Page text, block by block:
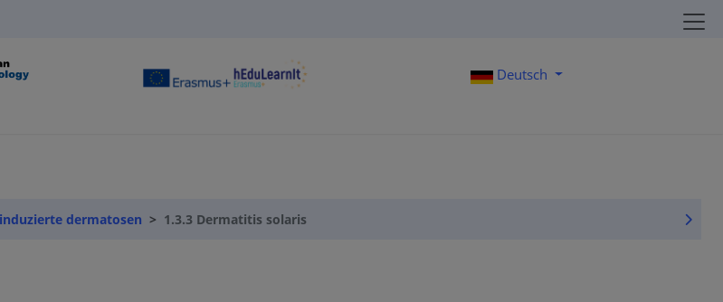
Deutsch
dermatosen 1.3.3 Dermatitis solaris